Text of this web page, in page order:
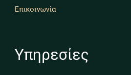
Επικοινωνία
Υπηρεσίες